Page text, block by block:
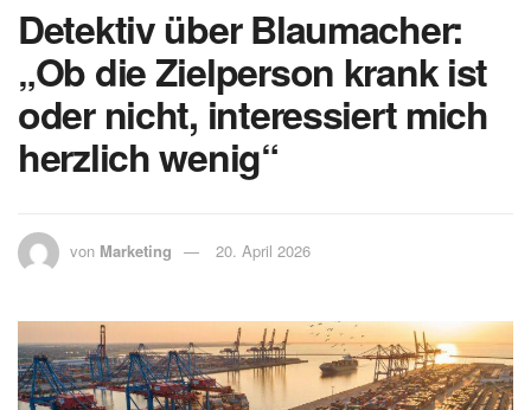
Detektiv über Blaumacher:
„Ob die Zielperson krank ist
oder nicht, interessiert mich
herzlich wenig“
von Marketing 20. April 2026